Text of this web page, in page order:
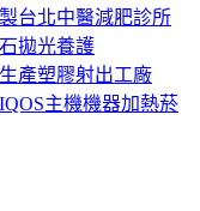
台北中醫減肥診所
拋光養護
產塑膠射出工廠
主機機器加熱菸